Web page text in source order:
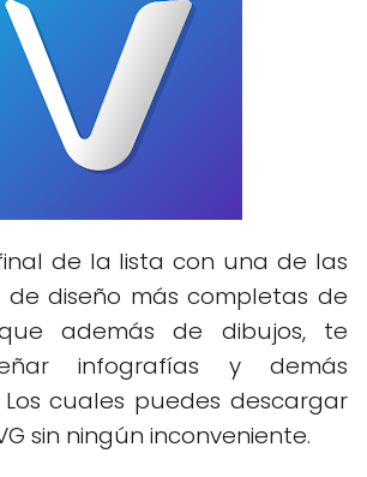
de la lista con una de las
de diseño más completas de
además de dibujos, te
infografías y demás
Los cuales puedes descargar
sin ningún inconveniente.